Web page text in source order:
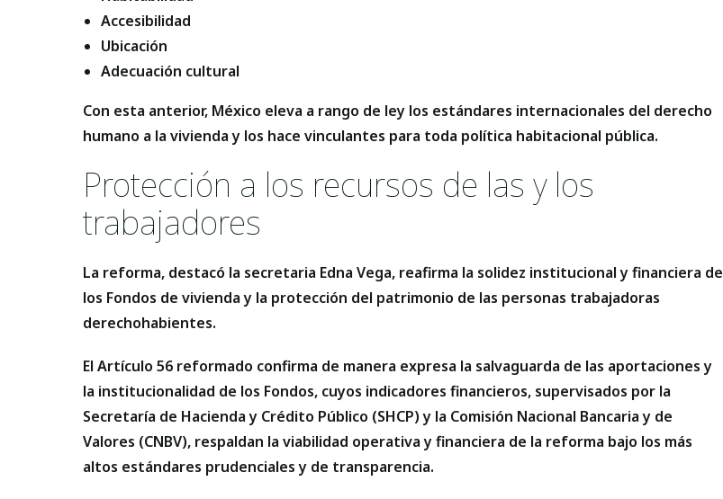
Accesibilidad
Ubicación
Adecuación cultural
Con esta anterior, México eleva a rango de ley los estándares internacionales del derecho
humano a la vivienda y los hace vinculantes para toda política habitacional pública.
Protección a los recursos de las y los
trabajadores
La reforma, destacó la secretaria Edna Vega, reafirma la solidez institucional y financiera de
los Fondos de vivienda y la protección del patrimonio de las personas trabajadoras
derechohabientes.
El Artículo 56 reformado confirma de manera expresa la salvaguarda de las aportaciones y
la institucionalidad de los Fondos, cuyos indicadores financieros, supervisados por la
Secretaría de Hacienda y Crédito Público (SHCP) y la Comisión Nacional Bancaria y de
Valores (CNBV), respaldan la viabilidad operativa y financiera de la reforma bajo los más
altos estándares prudenciales y de transparencia.